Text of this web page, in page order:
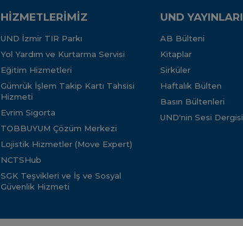
HİZMETLERİMİZ
UND İzmir TIR Parkı
Yol Yardım ve Kurtarma Servisi
Eğitim Hizmetleri
Gümrük İşlem Takip Kartı Tahsisi
Hizmeti
Evrim Sigorta
TOBBUYUM Çözüm Merkezi
Lojistik Hizmetler (Move Expert)
NCTSHub
SGK Teşvikleri ve İş ve Sosyal
Güvenlik Hizmeti
UND YAYINLARI
AB Bülteni
Kitaplar
Sirküler
Haftalık Bülten
Basın Bültenleri
UND'nin Sesi Dergisi